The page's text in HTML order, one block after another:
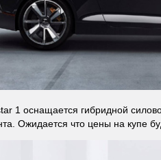
1 оснащается гибридной
Ожидается что цены на купе